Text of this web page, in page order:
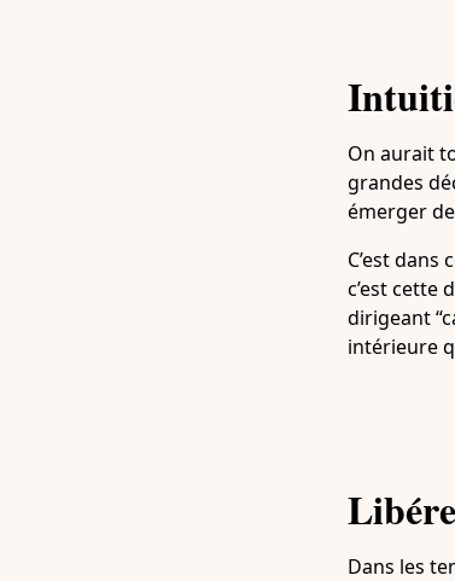
On aurait
grandes
émerger
C’est
c’est cette
dirigeant
intérieure
Dans les